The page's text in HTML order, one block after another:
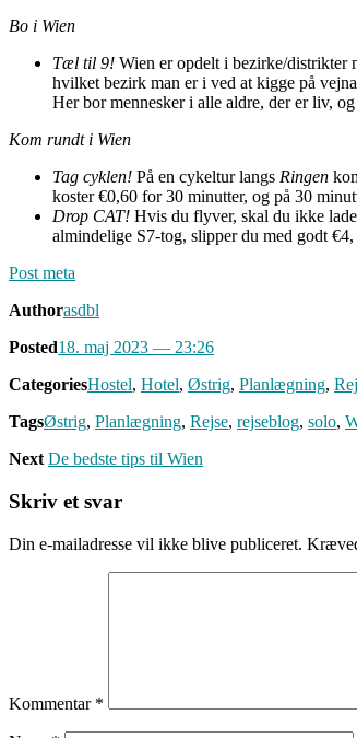
Bo i Wien
Tæl til 9! Wien er opdelt i bezirke/distrikter
hvilket bezirk man er i ved at kigge på
Her bor mennesker i alle aldre, der er liv,
Kom rundt i Wien
Tag cyklen! På en cykeltur langs Ringen
koster €0,60 for 30 minutter, og på 30
Drop CAT! Hvis du flyver, skal du ikke
almindelige S7-tog, slipper du med godt
Post meta
Authorasdbl
Posted18. maj 2023 — 23:26
CategoriesHostel, Hotel, Østrig, Planlægning,
TagsØstrig, Planlægning, Rejse, rejseblog, solo,
Next De bedste tips til Wien
Skriv et svar
Din e-mailadresse vil ikke blive publiceret.
Kommentar *